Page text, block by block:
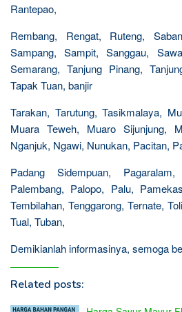
Rantepao,
Rembang, Rengat, Ruteng,
Sampang, Sampit, Sanggau,
Semarang, Tanjung Pinang,
Tapak Tuan, banjir
Tarakan, Tarutung, Tasikmalaya,
Muara Teweh, Muaro Sijunjung,
Nganjuk, Ngawi, Nunukan, Pacitan,
Padang Sidempuan,
Palembang, Palopo, Palu,
Tembilahan, Tenggarong, Ternate,
Tual, Tuban,
Demikianlah informasinya, semoga
Related posts: